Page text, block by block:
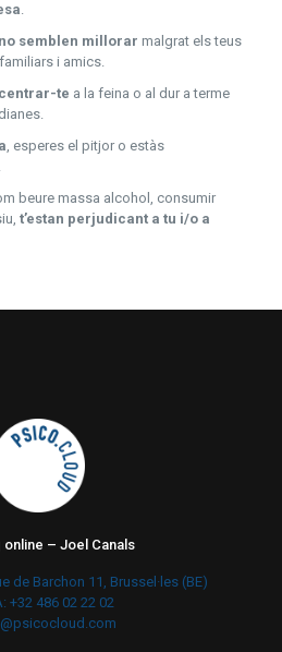
.
semblen millorar malgrat els teus
i amics.
te a la feina o al dur a terme
, esperes el pitjor o estàs
beure massa alcohol, consumir
t’estan perjudicant a tu i/o a
– Joel Canals
de Barchon 11, Brussel·les (BE)
+32 486 02 22 02